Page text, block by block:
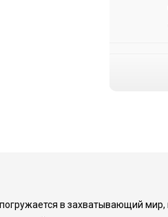
в захватывающий мир,